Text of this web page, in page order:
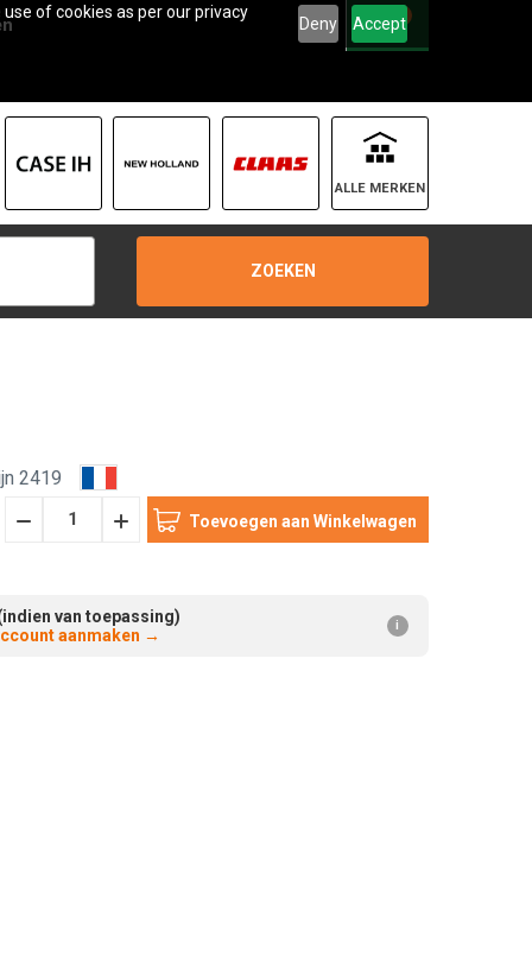
of cookies as per our privacy
Deny Accept
0
ALLE MERKEN
ZOEKEN
2419
HoeveelheidHoeveelheid
van toepassing)
aanmaken → i